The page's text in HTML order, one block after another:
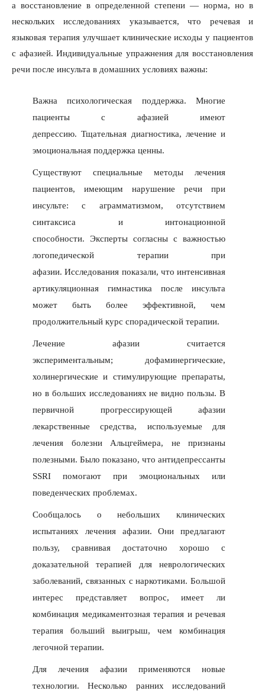
а восстановление в определенной степени — норма, но в
нескольких исследованиях указывается, что речевая и
языковая терапия улучшает клинические исходы у пациентов
с афазией. Индивидуальные упражнения для восстановления
речи после инсульта в домашних условиях важны:
Важна психологическая поддержка. Многие
пациенты с афазией имеют
депрессию. Тщательная диагностика, лечение и
эмоциональная поддержка ценны.
Существуют специальные методы лечения
пациентов, имеющим нарушение речи при
инсульте: с аграмматизмом, отсутствием
синтаксиса и интонационной
способности. Эксперты согласны с важностью
логопедической терапии при
афазии. Исследования показали, что интенсивная
артикуляционная гимнастика после инсульта
может быть более эффективной, чем
продолжительный курс спорадической терапии.
Лечение афазии считается
экспериментальным; дофаминергические,
холинергические и стимулирующие препараты,
но в больших исследованиях не видно пользы. В
первичной прогрессирующей афазии
лекарственные средства, используемые для
лечения болезни Альцгеймера, не признаны
полезными. Было показано, что антидепрессанты
SSRI помогают при эмоциональных или
поведенческих проблемах.
Сообщалось о небольших клинических
испытаниях лечения афазии. Они предлагают
пользу, сравнивая достаточно хорошо с
доказательной терапией для неврологических
заболеваний, связанных с наркотиками. Большой
интерес представляет вопрос, имеет ли
комбинация медикаментозная терапия и речевая
терапия больший выигрыш, чем комбинация
легочной терапии.
Для лечения афазии применяются новые
технологии. Несколько ранних исследований